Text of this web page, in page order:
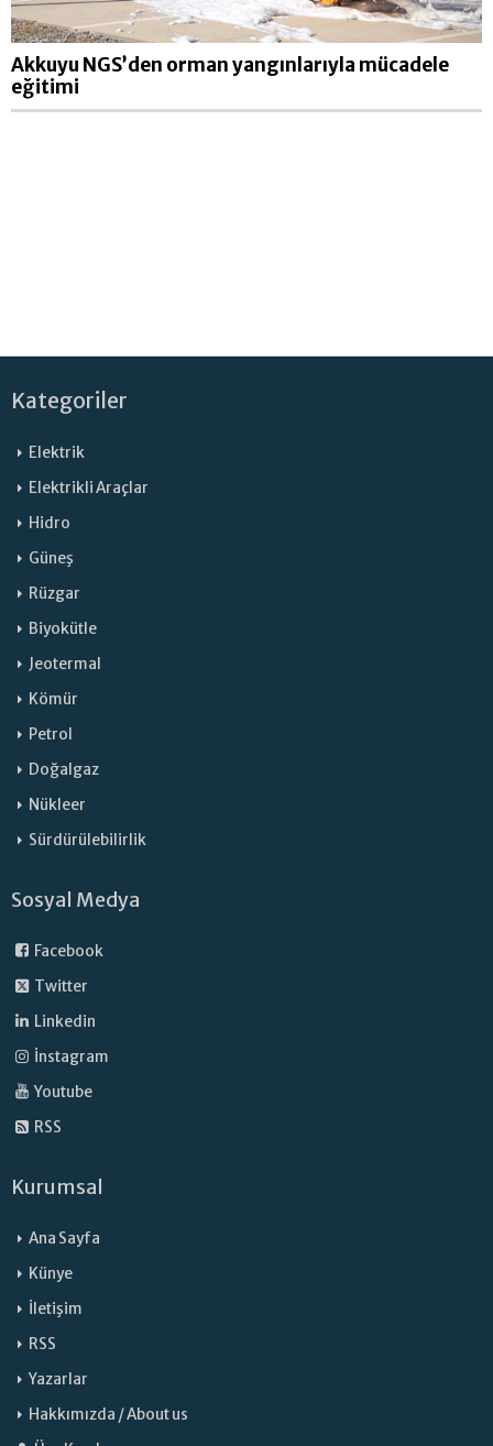
Akkuyu NGS’den orman yangınlarıyla mücadele
eğitimi
Kategoriler
Elektrik
Elektrikli Araçlar
Hidro
Güneş
Rüzgar
Biyokütle
Jeotermal
Kömür
Petrol
Doğalgaz
Nükleer
Sürdürülebilirlik
Sosyal Medya
Facebook
Twitter
Linkedin
İnstagram
Youtube
RSS
Kurumsal
Ana Sayfa
Künye
İletişim
RSS
Yazarlar
Hakkımızda / About us